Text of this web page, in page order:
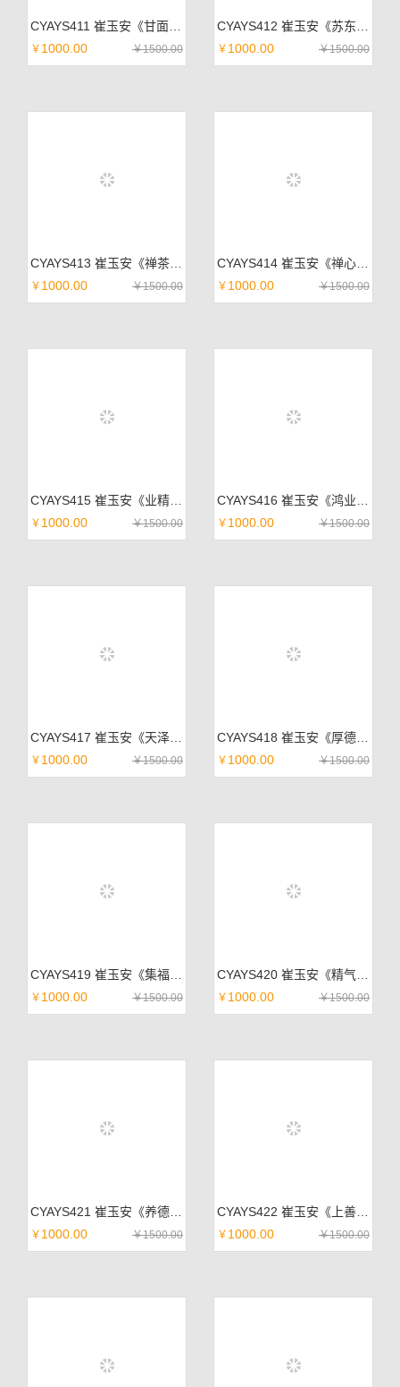
￥1500.00
￥ 1000.00 ￥1500.00
￥ 1000.00
￥1500.00
￥ 1000.00 ￥1500.00
￥ 1000.00
￥1500.00
￥ 1000.00 ￥1500.00
￥ 1000.00
￥1500.00
￥ 1000.00 ￥1500.00
￥ 1000.00
￥1500.00
￥ 1000.00 ￥1500.00
￥ 1000.00
￥1500.00
￥ 1000.00 ￥1500.00
￥ 1000.00